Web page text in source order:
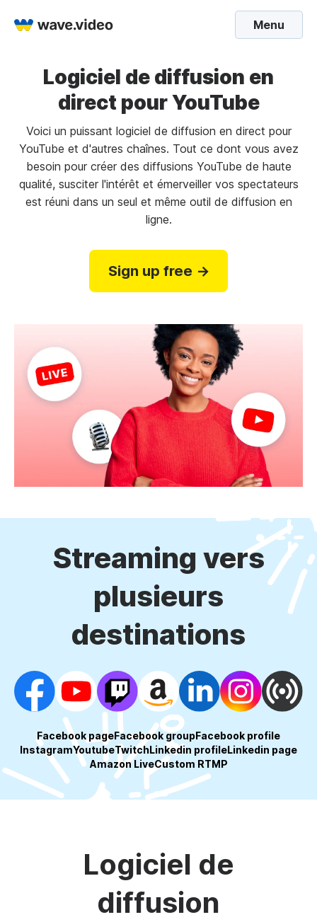
Menu
Logiciel de diffusion en
direct pour YouTube
Voici un puissant logiciel de diffusion en direct pour
YouTube et d'autres chaînes. Tout ce dont vous avez
besoin pour créer des diffusions YouTube de haute
qualité, susciter l'intérêt et émerveiller vos spectateurs
est réuni dans un seul et même outil de diffusion en
ligne.
Sign up free →
Streaming vers
plusieurs
destinations
Facebook pageFacebook groupFacebook profile
InstagramYoutubeTwitchLinkedin profileLinkedin page
Amazon LiveCustom RTMP
Logiciel de
diffusion